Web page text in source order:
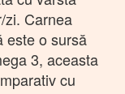
zi. Carnea
este o sursă
3, aceasta
cu